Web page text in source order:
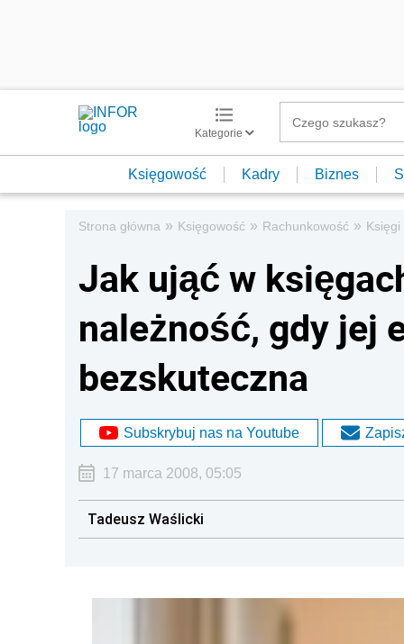
Kategorie
Księgowość Kadry Biznes
Strona główna » Księgowość » Rachunkowość »
Jak ująć w
należność, gdy jej
bezskuteczna
Subskrybuj nas na Youtube
17 marca 2008, 05:05
Tadeusz Waślicki